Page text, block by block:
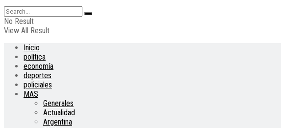
No Result
View All Result
Inicio
política
economía
deportes
policiales
MAS
Generales
Actualidad
Argentina